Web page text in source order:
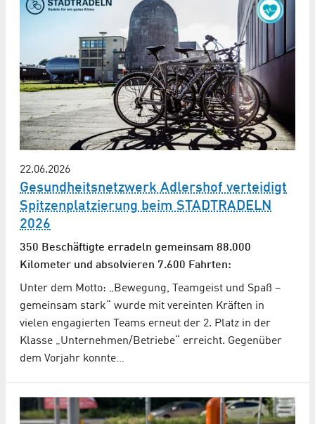
22.06.2026
Gesundheitsnetzwerk Adlershof verteidigt
Spitzenplatzierung beim STADTRADELN
2026
350 Beschäftigte erradeln gemeinsam 88.000
Kilometer und absolvieren 7.600 Fahrten:
Unter dem Motto: „Bewegung, Teamgeist und Spaß –
gemeinsam stark“ wurde mit vereinten Kräften in
vielen engagierten Teams erneut der 2. Platz in der
Klasse „Unternehmen/Betriebe“ erreicht. Gegenüber
dem Vorjahr konnte…